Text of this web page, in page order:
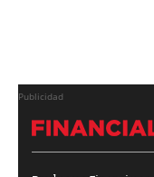
Publicidad